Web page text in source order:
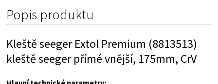
Popis produktu
Kleště seeger Extol Premium (8813513)
kleště seeger přímé vnější, 175mm, CrV